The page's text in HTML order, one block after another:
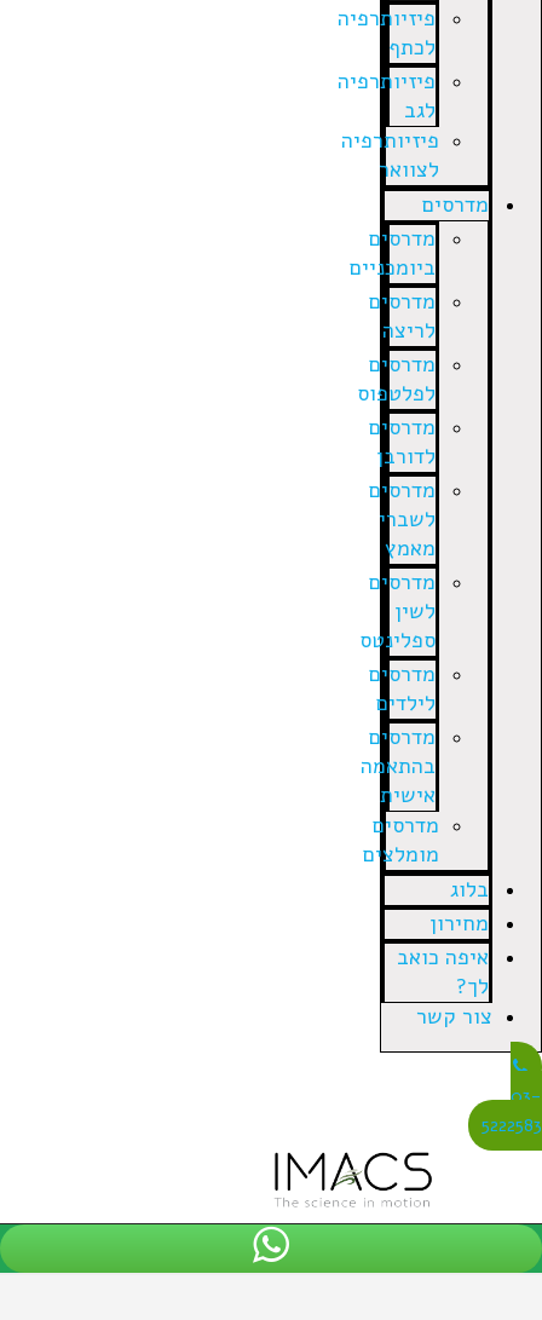
פיזיותרפיה
לכתף
פיזיותרפיה
לגב
פיזיותרפיה
לצוואר
מדרסים
מדרסים
ביומכניים
מדרסים
לריצה
מדרסים
לפלטפוס
מדרסים
לדורבן
מדרסים
לשברי
מאמץ
מדרסים
לשין
ספלינטס
מדרסים
לילדים
מדרסים
בהתאמה
אישית
מדרסים
מומלצים
בלוג
מחירון
איפה כואב
לך?
צור קשר